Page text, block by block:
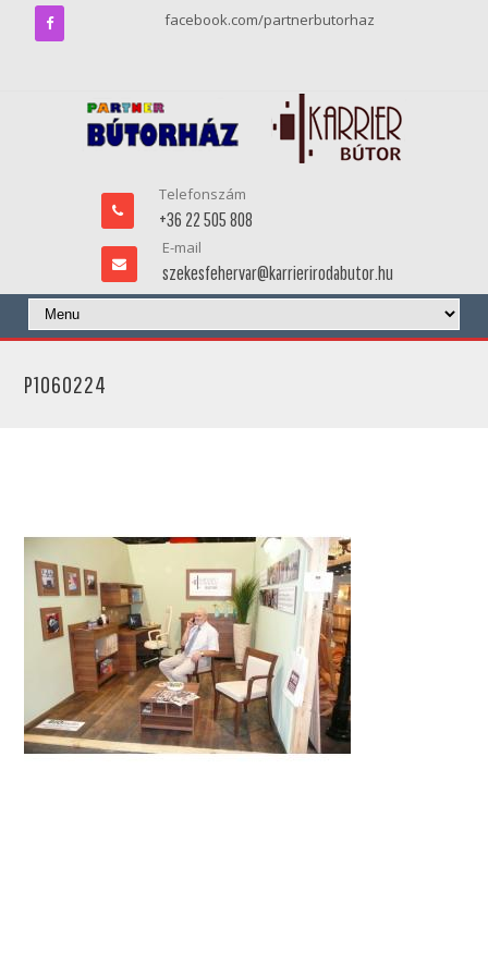
facebook.com/partnerbutorhaz
Telefonszám
+36 22 505 808
E-mail
szekesfehervar@karrierirodabutor.hu
P1060224